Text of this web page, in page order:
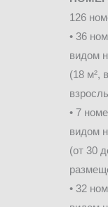
126
• 36
видом
(18 м²,
• 7
видом
(от 30
• 32